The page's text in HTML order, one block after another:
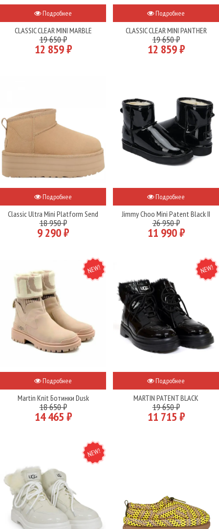
Подробнее
CLASSIC CLEAR MINI MARBLE
19 650 ₽
12 859 ₽
Подробнее
CLASSIC CLEAR MINI PANTHER
19 650 ₽
12 859 ₽
Подробнее
Classic Ultra Mini Platform Send
18 950 ₽
9 290 ₽
Подробнее
Jimmy Choo Mini Patent Black II
26 950 ₽
11 990 ₽
NEW
Подробнее
Martin Knit Ботинки Dusk
18 650 ₽
14 465 ₽
NEW
Подробнее
MARTIN PATENT BLACK
19 650 ₽
11 715 ₽
NEW